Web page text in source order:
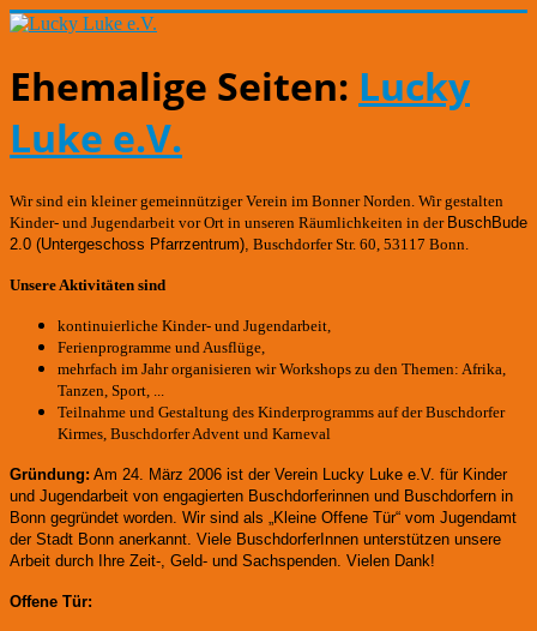
Ehemalige Seiten: Lucky
Luke e.V.
Wir sind ein kleiner gemeinnütziger Verein im Bonner Norden. Wir gestalten
Kinder- und Jugendarbeit vor Ort in unseren Räumlichkeiten in der BuschBude
2.0 (Untergeschoss Pfarrzentrum) Buschdorfer Str. 60, 53117 Bonn.
Unsere Aktivitäten sind
kontinuierliche Kinder- und Jugendarbeit,
Ferienprogramme und Ausflüge,
mehrfach im Jahr organisieren wir Workshops zu den Themen: Afrika,
Tanzen, Sport, ...
Teilnahme und Gestaltung des Kinderprogramms auf der Buschdorfer
Kirmes, Buschdorfer Advent und Karneval
Gründung: Am 24. März 2006 ist der Verein Lucky Luke e.V. für Kinder
und Jugendarbeit von engagierten Buschdorferinnen und Buschdorfern in
Bonn gegründet worden. Wir sind als „Kleine Offene Tür“ vom Jugendamt
der Stadt Bonn anerkannt. Viele BuschdorferInnen unterstützen unsere
Arbeit durch Ihre Zeit-, Geld- und Sachspenden. Vielen Dank!
Offene Tür: